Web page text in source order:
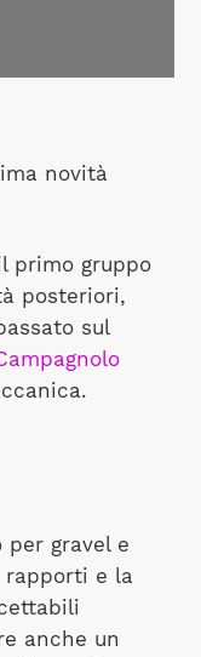
novità
primo gruppo
posteriori,
sul
per gravel e
rapporti e la
anche un